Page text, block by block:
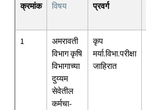
क्रमांक विषय प्रवर्ग
1
अमरावती
विभाग कृषि
विभागाच्या
दुय्यम
सेवेतील
कर्मचा-
कृप
मर्या.विभा.परीक्षा
जाहिरात